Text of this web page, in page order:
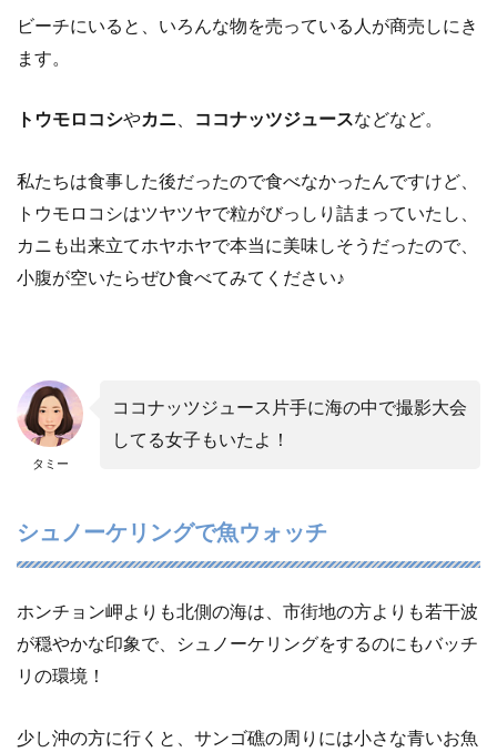
ビーチにいると、いろんな物を売っている人が商売しにき
ます。
トウモロコシやカニ、 ココナッツジュースなどなど。
私たちは食事した後だったので食べなかったんですけど、
トウモロコシはツヤツヤで粒がびっしり詰まっていたし、
カニも出来立てホヤホヤで本当に美味しそうだったので、
小腹が空いたらぜひ食べてみてください♪
タミー
ココナッツジュース片手に海の中で撮影大会
してる女子もいたよ！
シュノーケリングで魚ウォッチ
ホンチョン岬よりも北側の海は、市街地の方よりも若干波
が穏やかな印象で、シュノーケリングをするのにもバッチ
リの環境！
少し沖の方に行くと、サンゴ礁の周りには小さな青いお魚